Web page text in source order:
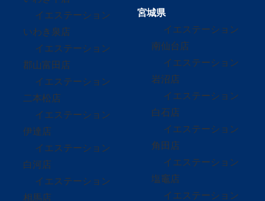
7．開示等の求めに係る手続き
当社では、保有する個人情報のご本人から個人情報の
利用目的の通知、開示、内容の訂正、追加又は削除、
利用の停止、 消去及び第三者への提供の停止(以下ま
とめて「開示等」といいます)があった場合には、係
る個人情報がデータベース化され長期保有することが
予定されている場合であって、 当社が開示等を行う
権限を有している場合には、法令上の根拠を確認の上
で、これに応じさせていただきます。
（1）開示等の求めの対象となる項目
イエステーション
いわき泉店
イエステーション
郡山富田店
イエステーション
二本松店
イエステーション
伊達店
イエステーション
白河店
イエステーション
相馬店
宮城県
イエステーション
南仙台店
イエステーション
岩沼店
イエステーション
白石店
イエステーション
角田店
イエステーション
塩竈店
イエステーション